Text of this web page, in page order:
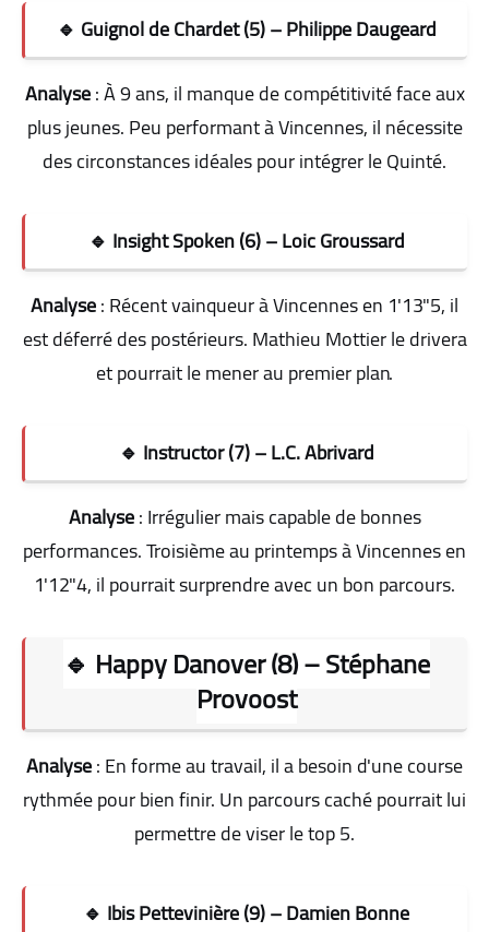
🔹 Guignol de Chardet (5) – Philippe Daugeard
Analyse: À 9 ans, il manque de compétitivité face aux
plus jeunes. Peu performant à Vincennes, il nécessite
des circonstances idéales pour intégrer le Quinté.
🔹 Insight Spoken (6) – Loic Groussard
Analyse: Récent vainqueur à Vincennes en 1'13"5, il
est déferré des postérieurs. Mathieu Mottier le drivera
et pourrait le mener au premier plan.
🔹 Instructor (7) – L.C. Abrivard
Analyse: Irrégulier mais capable de bonnes
performances. Troisième au printemps à Vincennes en
1'12"4, il pourrait surprendre avec un bon parcours.
🔹 Happy Danover (8) – Stéphane
Provoost
Analyse: En forme au travail, il a besoin d'une course
rythmée pour bien finir. Un parcours caché pourrait lui
permettre de viser le top 5.
🔹 Ibis Pettevinière (9) – Damien Bonne